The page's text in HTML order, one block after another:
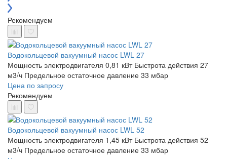
Рекомендуем
Водокольцевой вакуумный насос LWL 27
Мощность электродвигателя 0,81 кВт Быстрота действия 27
м3/ч Предельное остаточное давление 33 мбар
Цена по запросу
Рекомендуем
Водокольцевой вакуумный насос LWL 52
Мощность электродвигателя 1,45 кВт Быстрота действия 52
м3/ч Предельное остаточное давление 33 мбар